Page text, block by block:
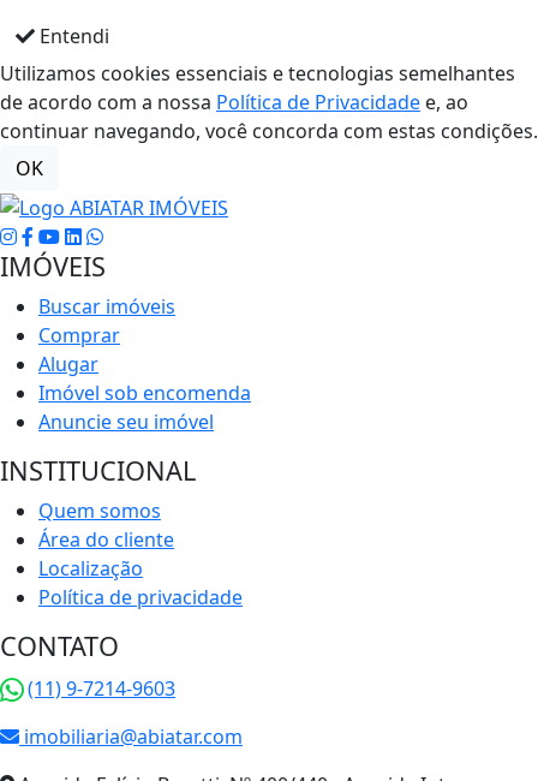
Entendi
Utilizamos cookies essenciais e tecnologias semelhantes
de acordo com a nossa Política de Privacidade e, ao
continuar navegando, você concorda com estas condições.
OK
IMÓVEIS
Buscar imóveis
Comprar
Alugar
Imóvel sob encomenda
Anuncie seu imóvel
INSTITUCIONAL
Quem somos
Área do cliente
Localização
Política de privacidade
CONTATO
(11) 9-7214-9603
imobiliaria@abiatar.com